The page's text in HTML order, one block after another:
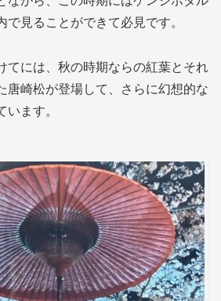
で見ることができて必見です。
てには、秋の時期ならの紅葉とそれ
唐崎松が登場して、さらに幻想的な
ます。